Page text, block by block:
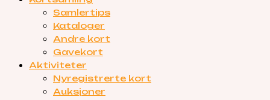
Samlertips
Kataloger
Andre kort
Gavekort
Aktiviteter
Nyregistrerte kort
Auksjoner